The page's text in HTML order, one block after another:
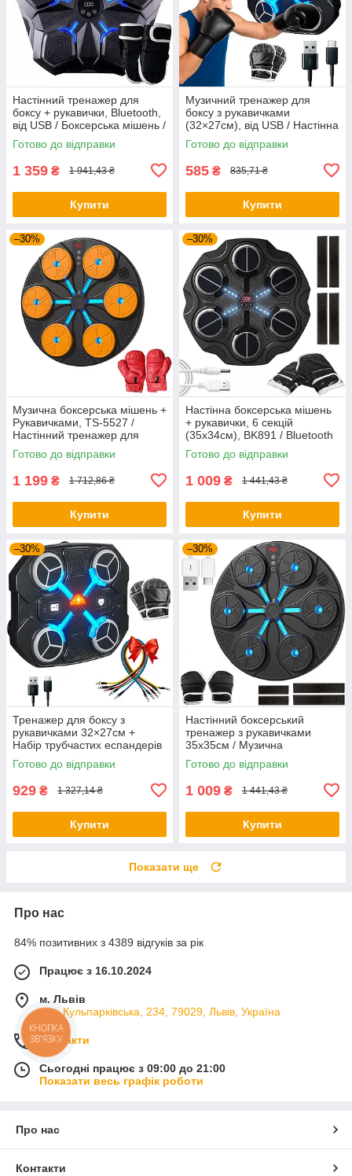
Настінний тренажер для
боксу + рукавички, Bluetooth,
від USB / Боксерська мішень /
Мішень для боксу
Готово до відправки
1 359 ₴ 1 941,43 ₴
Купити
Музичний тренажер для
боксу з рукавичками
(32×27см), від USB / Настінна
боксерська мішень
Готово до відправки
585 ₴ 835,71 ₴
Купити
–30%
Музична боксерська мішень +
Рукавичками, TS-5527 /
Настінний тренажер для
боксу / Боксерський
тренажер
Готово до відправки
1 199 ₴ 1 712,86 ₴
Купити
–30%
Настінна боксерська мішень
+ рукавички, 6 секцій
(35х34см), BK891 / Bluetooth
мішень для боксу
Готово до відправки
1 009 ₴ 1 441,43 ₴
Купити
–30%
Тренажер для боксу з
рукавичками 32×27см +
Набір трубчастих еспандерів
/ Настінна боксерська мішень
Готово до відправки
929 ₴ 1 327,14 ₴
Купити
–30%
Настінний боксерський
тренажер з рукавичками
35x35см / Музична
боксерська мішень /
Тренажер для боксу
Готово до відправки
1 009 ₴ 1 441,43 ₴
Купити
Показати ще
Про нас
84% позитивних з 4389 відгуків за рік
Працює з 16.10.2024
м. Львів
вул. Кульпарківська, 234, 79029, Львів, Україна
Контакти
Сьогодні працює з 09:00 до 21:00
Показати весь графік роботи
Про нас
Контакти
КНОПКА
ЗВ'ЯЗКУ